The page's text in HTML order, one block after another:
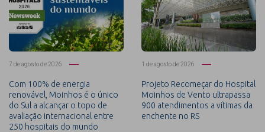
7 de agosto de 2026
Com 100% de energia
renovável, Moinhos é o único
do Sul a alcançar o topo de
avaliação internacional entre
250 hospitais do mundo
1 de agosto de 2026
Projeto Recomeçar do Hospital
Moinhos de Vento ultrapassa
900 atendimentos a vítimas da
enchente no RS